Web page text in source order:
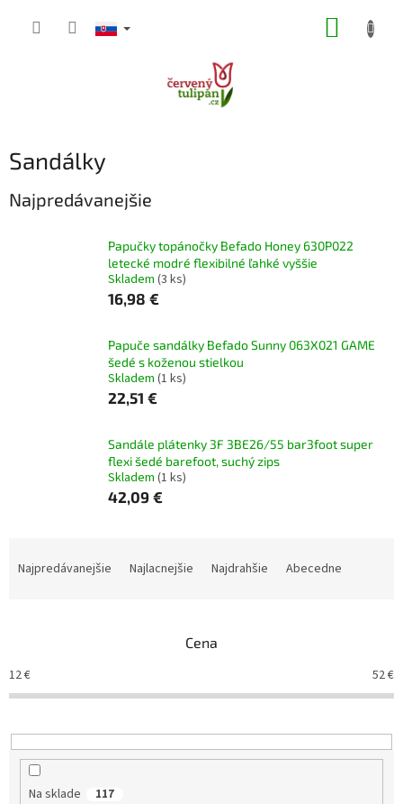
Sandálky
Najpredávanejšie
Papučky topánočky Befado Honey 630P022
letecké modré flexibilné ľahké vyššie
Skladem (3 ks)
16,98 €
Papuče sandálky Befado Sunny 063X021 GAME
šedé s koženou stielkou
Skladem (1 ks)
22,51 €
Sandále plátenky 3F 3BE26/55 bar3foot super
flexi šedé barefoot, suchý zips
Skladem (1 ks)
42,09 €
e
p
r
d
Najpredávanejšie Najlacnejšie Najdrahšie Abecedne
Cena
12€ 52€
Na sklade 117